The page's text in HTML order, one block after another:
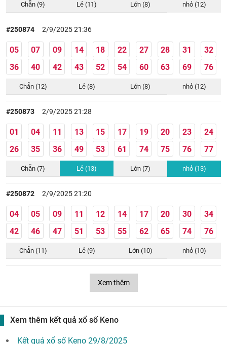
Chẵn (9) Lẻ (11) Lớn (8) nhỏ (12)
#250874 2/9/2025 21:36
05 07 09 14 18 22 27 28 31
32
36
40 42 43 52 54 60 63 69 76
Chẵn (12) Lẻ (8) Lớn (8) nhỏ (12)
#250873 2/9/2025 21:28
01 04 11 13 15 17 19 20 23
24
26
35 36 49 53 61 74 75 76 77
Chẵn (7) Lẻ (13) Lớn (7) nhỏ (13)
#250872 2/9/2025 21:20
04 05 09 11 12 14 17 20 30
34
42
46 47 51 53 55 62 65 74 76
Chẵn (11) Lẻ (9) Lớn (10) nhỏ (10)
Xem thêm
Xem thêm kết quả xổ số Keno
Kết quả xổ số Keno 29/8/2025